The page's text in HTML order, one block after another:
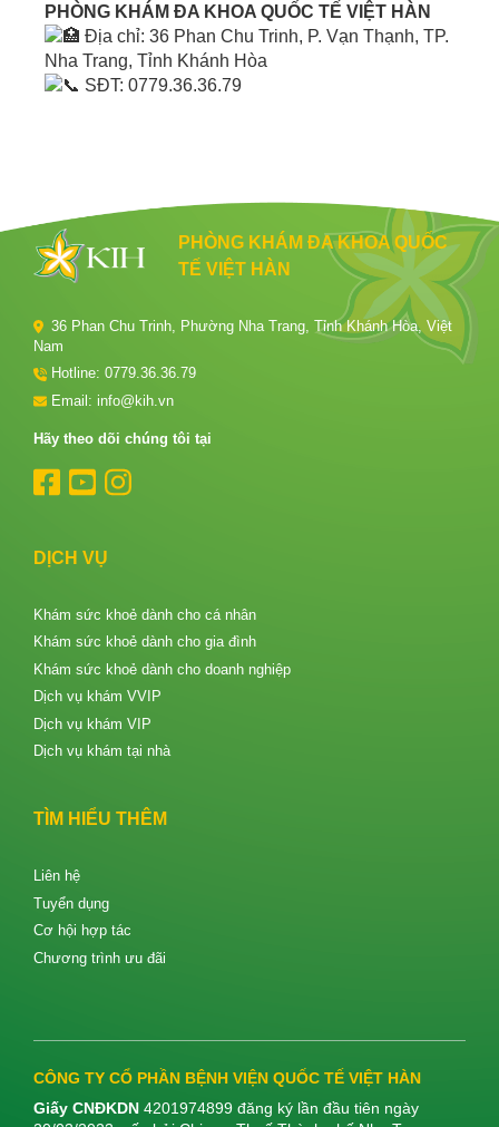
PHÒNG KHÁM ĐA KHOA QUỐC TẾ VIỆT HÀN
Địa chỉ: 36 Phan Chu Trinh, P. Vạn Thạnh, TP.
Nha Trang, Tỉnh Khánh Hòa
SĐT: 0779.36.36.79
PHÒNG KHÁM ĐA KHOA QUỐC
TẾ VIỆT HÀN
36 Phan Chu Trinh, Phường Nha Trang, Tỉnh Khánh Hòa, Việt
Nam
Hotline: 0779.36.36.79
Email: info@kih.vn
Hãy theo dõi chúng tôi tại
DỊCH VỤ
Khám sức khoẻ dành cho cá nhân
Khám sức khoẻ dành cho gia đình
Khám sức khoẻ dành cho doanh nghiệp
Dịch vụ khám VVIP
Dịch vụ khám VIP
Dịch vụ khám tại nhà
TÌM HIỂU THÊM
Liên hệ
Tuyển dụng
Cơ hội hợp tác
Chương trình ưu đãi
CÔNG TY CỔ PHẦN BỆNH VIỆN QUỐC TẾ VIỆT HÀN
Giấy CNĐKDN 4201974899 đăng ký lần đầu tiên ngày